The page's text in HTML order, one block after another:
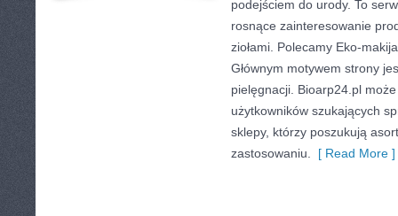
podejściem do urody. To
rosnące zainteresowanie
ziołami. Polecamy Eko-
Głównym motywem strony
pielęgnacji. Bioarp24.pl
użytkowników szukających
sklepy, którzy poszukują
zastosowaniu.
[ Read More ]